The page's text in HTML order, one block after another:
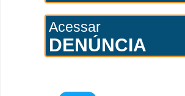
Acessar
DENÚNCIA